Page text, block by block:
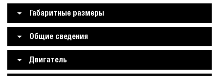
Габаритные размеры
Общие сведения
Двигатель